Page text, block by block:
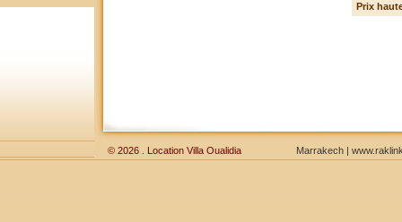
Prix
© 2026 . Location Villa Oualidia Marrakech |